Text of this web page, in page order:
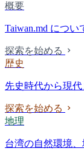
概要
Taiwan.md につ
探索を始める
歴史
先史時代から現
探索を始める
地理
台湾の自然環境